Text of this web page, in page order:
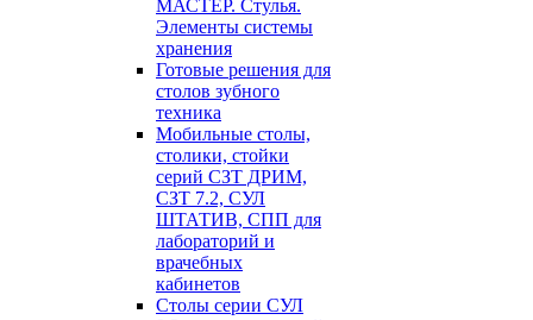
МАСТЕР. Стулья.
Элементы системы
хранения
Готовые решения для
столов зубного
техника
Мобильные столы,
столики, стойки
серий СЗТ ДРИМ,
СЗТ 7.2, СУЛ
ШТАТИВ, СПП для
лабораторий и
врачебных
кабинетов
Столы серии СУЛ